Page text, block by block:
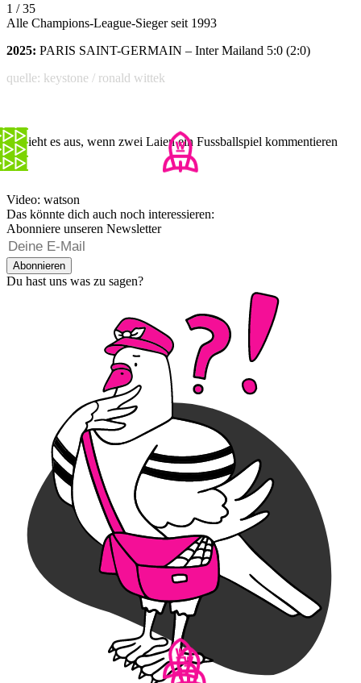
1 / 35
Alle Champions-League-Sieger seit 1993
2025: PARIS SAINT-GERMAIN – Inter Mailand 5:0 (2:0)
quelle: keystone / ronald wittek
So sieht es aus, wenn zwei Laien ein Fussballspiel kommentieren
Video: watson
Das könnte dich auch noch interessieren:
Abonniere unseren Newsletter
Abonnieren
Du hast uns was zu sagen?